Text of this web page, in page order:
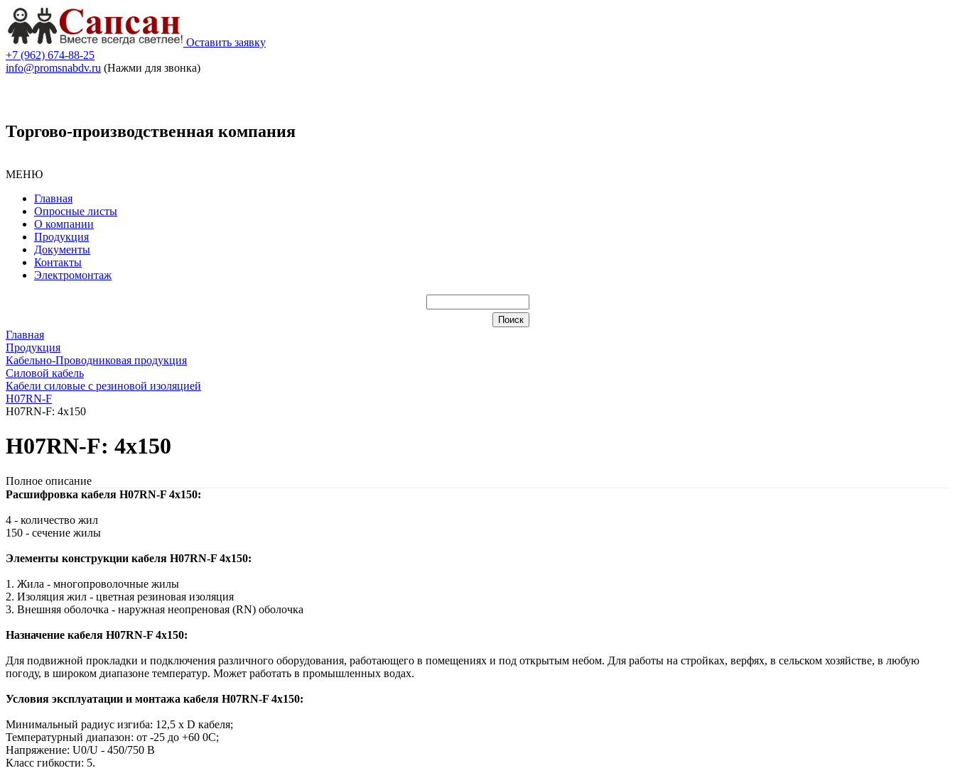
Оставить заявку
+7 (962) 674-88-25
info@promsnabdv.ru (Нажми для звонка)
Торгово-производственная компания
МЕНЮ
Главная
Опросные листы
О компании
Продукция
Документы
Контакты
Электромонтаж
Главная
Продукция
Кабельно-Проводниковая продукция
Силовой кабель
Кабели силовые с резиновой изоляцией
H07RN-F
H07RN-F: 4x150
H07RN-F: 4x150
Полное описание
Расшифровка кабеля H07RN-F 4x150:
4 - количество жил
150 - сечение жилы
Элементы конструкции кабеля H07RN-F 4x150:
1. Жила - многопроволочные жилы
2. Изоляция жил - цветная резиновая изоляция
3. Внешняя оболочка - наружная неопреновая (RN) оболочка
Назначение кабеля H07RN-F 4x150:
Для подвижной прокладки и подключения различного оборудования, работающего в помещениях и под открытым небом. Для работы на стройках, верфях, в сельском хозяйстве, в любую
погоду, в широком диапазоне температур. Может работать в промышленных водах.
Условия эксплуатации и монтажа кабеля H07RN-F 4x150:
Минимальный радиус изгиба: 12,5 х D кабеля;
Температурный диапазон: от -25 до +60 0С;
Напряжение: U0/U - 450/750 В
Класс гибкости: 5.